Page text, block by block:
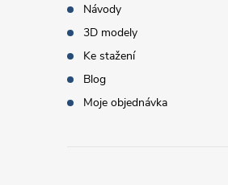
Návody
3D modely
Ke stažení
Blog
Moje objednávka